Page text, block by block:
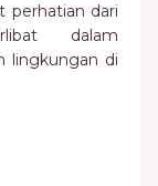
perhatian dari
dalam
lingkungan di